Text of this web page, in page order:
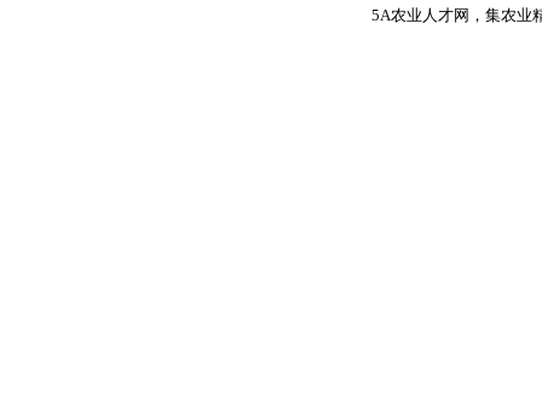
5A农业人才网，集农业